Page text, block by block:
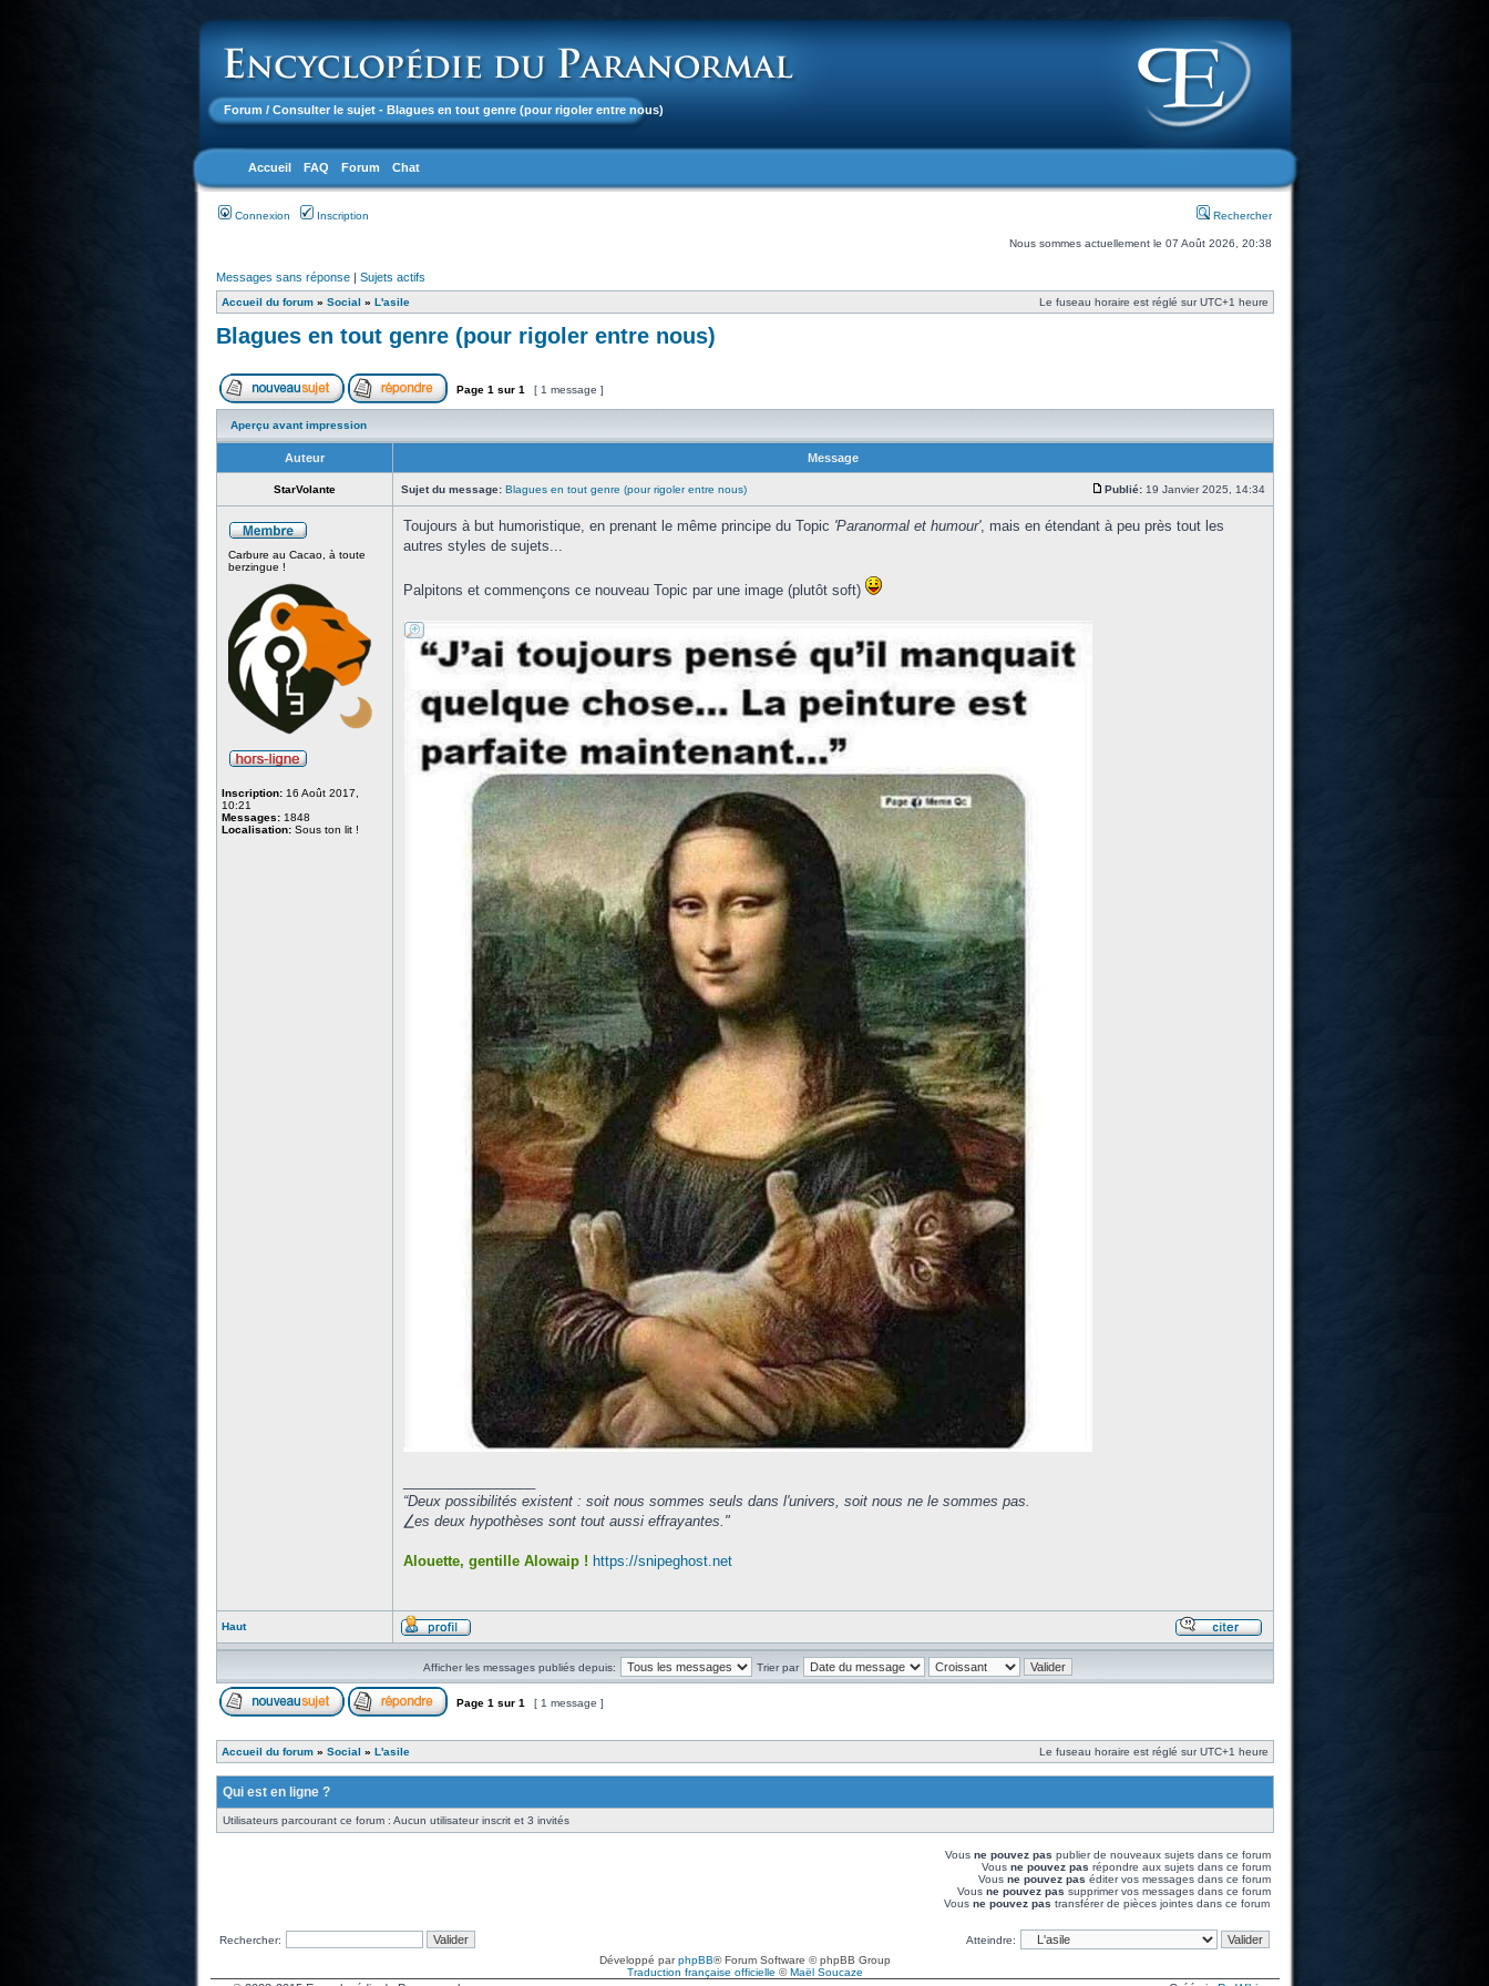
Forum / Consulter le sujet - Blagues en tout genre (pour rigoler entre nous)
Accueil FAQ Forum Chat
Connexion Inscription Rechercher
Nous sommes actuellement le 07 Août 2026, 20:38
Messages sans réponse| Sujets actifs
Accueil du forum» Social » L'asile Le fuseau horaire est réglé sur UTC+1 heure
Blagues en tout genre (pour rigoler entre nous)
Page 1 sur 1 [ 1 message ]
Aperçu avant impression
Auteur Message
StarVolante Sujet du message: Blagues en tout genre (pour rigoler entre nous) Publié:19 Janvier 2025, 14:34
Carbure au Cacao, à toute
berzingue !
Inscription:16 Août 2017,
10:21
Messages:1848
Localisation:Sous ton lit !
Toujours à but humoristique, en prenant le même principe du Topic 'Paranormal et humour', mais en étendant à peu près tout les
autres styles de sujets...
Palpitons et commençons ce nouveau Topic par une image (plutôt soft)
“Deux possibilités existent : soit nous sommes seuls dans l'univers, soit nous ne le sommes pas.
⎳es deux hypothèses sont tout aussi effrayantes."
Alouette, gentille Alowaip ! https://snipeghost.net
Haut
Afficher les messages publiés depuis: Trier par
Page 1 sur 1 [ 1 message ]
Accueil du forum» Social » L'asile Le fuseau horaire est réglé sur UTC+1 heure
Qui est en ligne ?
Utilisateurs parcourant ce forum : Aucun utilisateur inscrit et 3 invités
Vous ne pouvez pas publier de nouveaux sujets dans ce forum
Vous ne pouvez pas répondre aux sujets dans ce forum
Vous ne pouvez pas éditer vos messages dans ce forum
Vous ne pouvez pas supprimer vos messages dans ce forum
Vous ne pouvez pas transférer de pièces jointes dans ce forum
Rechercher:
Atteindre:
Développé parphpBB® Forum Software © phpBB Group
Traduction française officielle ©Maël Soucaze